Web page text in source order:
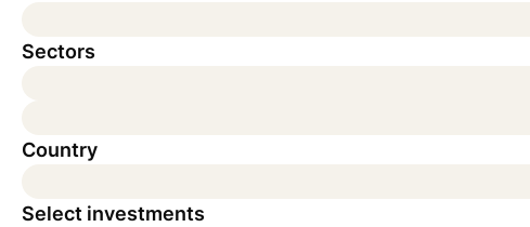
Sectors
Country
Select investments